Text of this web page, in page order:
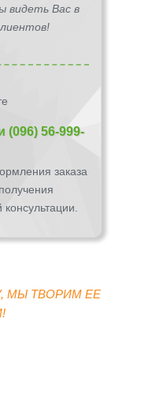
видеть Вас в
(096) 56-999-
заказа
МЫ ТВОРИМ ЕЕ